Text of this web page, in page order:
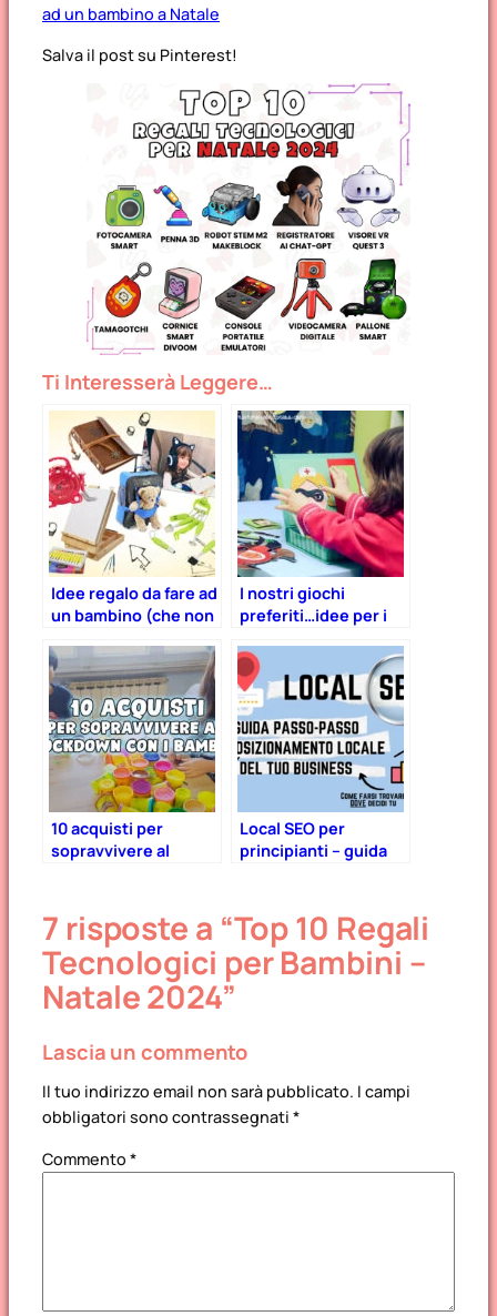
ad un bambino a Natale
Salva il post su Pinterest!
Ti Interesserà Leggere…
Idee regalo da fare ad
un bambino (che non
I nostri giochi
preferiti…idee per i
10 acquisti per
sopravvivere al
Local SEO per
principianti – guida
7 risposte a “Top 10 Regali
Tecnologici per Bambini –
Natale 2024”
Lascia un commento
Il tuo indirizzo email non sarà pubblicato. I campi
obbligatori sono contrassegnati *
Commento *